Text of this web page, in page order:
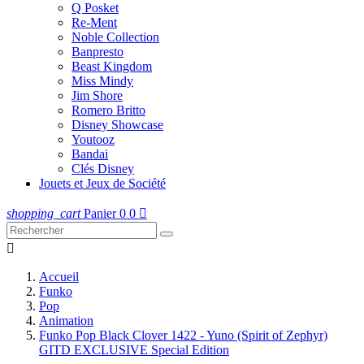
Q Posket
Re-Ment
Noble Collection
Banpresto
Beast Kingdom
Miss Mindy
Jim Shore
Romero Britto
Disney Showcase
Youtooz
Bandai
Clés Disney
Jouets et Jeux de Société
shopping_cart Panier 0 0 

Accueil
Funko
Pop
Animation
Funko Pop Black Clover 1422 - Yuno (Spirit of Zephyr)
GITD EXCLUSIVE Special Edition